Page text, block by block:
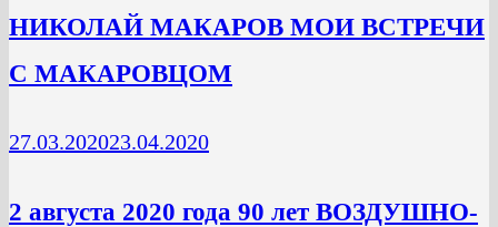
НИКОЛАЙ МАКАРОВ МОИ ВСТРЕЧИ
С МАКАРОВЦОМ
27.03.202023.04.2020
2 августа 2020 года 90 лет ВОЗДУШНО-